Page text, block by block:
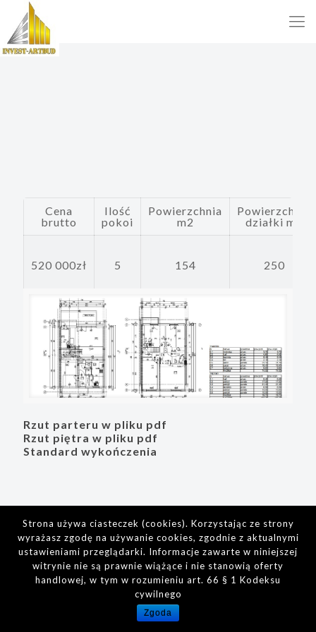
Cena
brutto
Ilość
pokoi
Powierzchnia
m2
Powierzchnia
działki m2
520 000zł 5 154 250
Rzut parteru w pliku pdf
Rzut piętra w pliku pdf
Standard wykończenia
Strona używa ciasteczek (cookies). Korzystając ze strony
wyrażasz zgodę na używanie cookies, zgodnie z aktualnymi
ustawieniami przeglądarki. Informacje zawarte w niniejszej
witrynie nie są prawnie wiążące i nie stanowią oferty
handlowej, w tym w rozumieniu art. 66 § 1 Kodeksu
cywilnego
Zgoda